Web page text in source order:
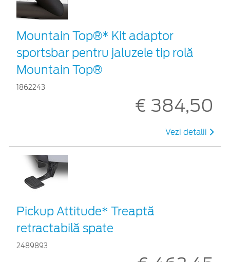
Mountain Top®* Kit adaptor
sportsbar pentru jaluzele tip rolă
Mountain Top®
1862243
€ 384,50
Vezi detalii
Pickup Attitude* Treaptă
retractabilă spate
2489893